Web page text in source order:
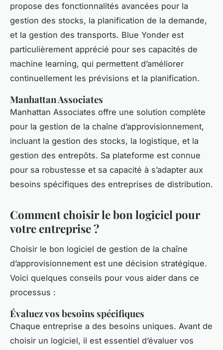
propose des fonctionnalités avancées pour la
gestion des stocks, la planification de la demande,
et la gestion des transports. Blue Yonder est
particulièrement apprécié pour ses capacités de
machine learning, qui permettent d’améliorer
continuellement les prévisions et la planification.
Manhattan Associates
Manhattan Associates offre une solution complète
pour la gestion de la chaîne d’approvisionnement,
incluant la gestion des stocks, la logistique, et la
gestion des entrepôts. Sa plateforme est connue
pour sa robustesse et sa capacité à s’adapter aux
besoins spécifiques des entreprises de distribution.
Comment choisir le bon logiciel pour
votre entreprise ?
Choisir le bon logiciel de gestion de la chaîne
d’approvisionnement est une décision stratégique.
Voici quelques conseils pour vous aider dans ce
processus :
Évaluez vos besoins spécifiques
Chaque entreprise a des besoins uniques. Avant de
choisir un logiciel, il est essentiel d’évaluer vos